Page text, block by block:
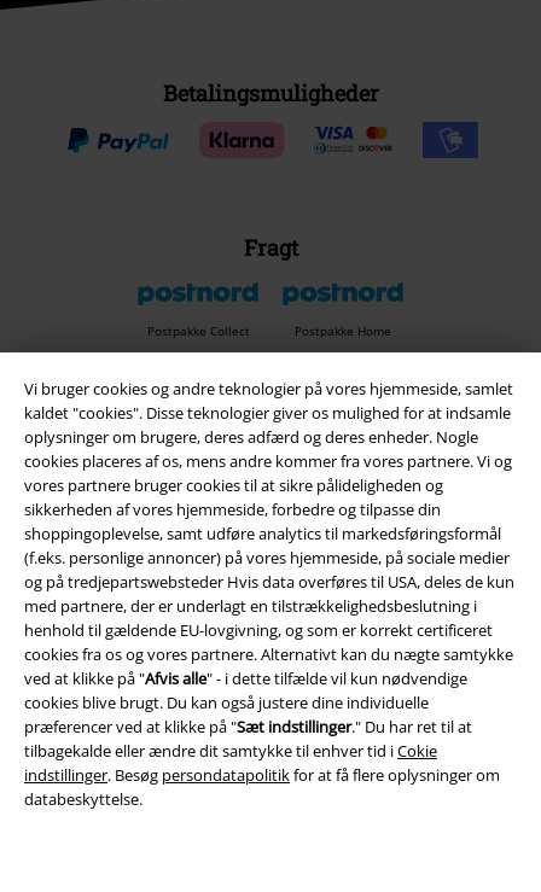
Vi bruger cookies og andre teknologier på vores hjemmeside, samlet
kaldet "cookies". Disse teknologier giver os mulighed for at indsamle
oplysninger om brugere, deres adfærd og deres enheder. Nogle
cookies placeres af os, mens andre kommer fra vores partnere. Vi og
vores partnere bruger cookies til at sikre pålideligheden og
sikkerheden af ​​vores hjemmeside, forbedre og tilpasse din
shoppingoplevelse, samt udføre analytics til markedsføringsformål
(f.eks. personlige annoncer) på vores hjemmeside, på sociale medier
og på tredjepartswebsteder Hvis data overføres til USA, deles de kun
med partnere, der er underlagt en tilstrækkelighedsbeslutning i
henhold til gældende EU-lovgivning, og som er korrekt certificeret
cookies fra os og vores partnere. Alternativt kan du nægte samtykke
ved at klikke på "Afvis alle" - i dette tilfælde vil kun nødvendige
cookies blive brugt. Du kan også justere dine individuelle
præferencer ved at klikke på "Sæt indstillinger." Du har ret til at
tilbagekalde eller ændre dit samtykke til enhver tid iCokie
indstillinger. Besøg persondatapolitikfor at få flere oplysninger om
databeskyttelse.
Betalingsmuligheder
Fragt
Postpakke Collect Postpakke Home
EMP app
Download den nye EMP app gratis og få glæde af alle forbedringerne
og fordelene!
A Warner Music Group Company